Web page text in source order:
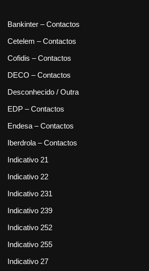
Bankinter – Contactos
Cetelem – Contactos
Cofidis – Contactos
DECO – Contactos
Desconhecido / Outra
EDP – Contactos
Endesa – Contactos
Iberdrola – Contactos
Indicativo 21
Indicativo 22
Indicativo 231
Indicativo 239
Indicativo 252
Indicativo 255
Indicativo 27